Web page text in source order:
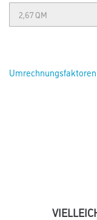
Umrechnungsfaktoren